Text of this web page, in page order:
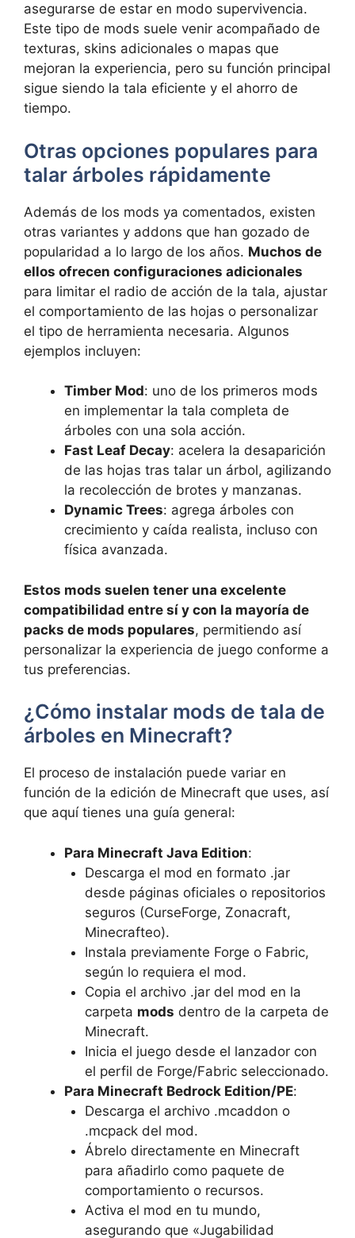
asegurarse de estar en modo supervivencia.
Este tipo de mods suele venir acompañado de
texturas, skins adicionales o mapas que
mejoran la experiencia, pero su función principal
sigue siendo la tala eficiente y el ahorro de
tiempo.
Otras opciones populares para
talar árboles rápidamente
Además de los mods ya comentados, existen
otras variantes y addons que han gozado de
popularidad a lo largo de los años. Muchos de
ellos ofrecen configuraciones adicionales
para limitar el radio de acción de la tala, ajustar
el comportamiento de las hojas o personalizar
el tipo de herramienta necesaria. Algunos
ejemplos incluyen:
Timber Mod: uno de los primeros mods
en implementar la tala completa de
árboles con una sola acción.
Fast Leaf Decay: acelera la desaparición
de las hojas tras talar un árbol, agilizando
la recolección de brotes y manzanas.
Dynamic Trees: agrega árboles con
crecimiento y caída realista, incluso con
física avanzada.
Estos mods suelen tener una excelente
compatibilidad entre sí y con la mayoría de
packs de mods populares, permitiendo así
personalizar la experiencia de juego conforme a
tus preferencias.
¿Cómo instalar mods de tala de
árboles en Minecraft?
El proceso de instalación puede variar en
función de la edición de Minecraft que uses, así
que aquí tienes una guía general:
Para Minecraft Java Edition:
Descarga el mod en formato .jar
desde páginas oficiales o repositorios
seguros (CurseForge, Zonacraft,
Minecrafteo).
Instala previamente Forge o Fabric,
según lo requiera el mod.
Copia el archivo .jar del mod en la
carpeta mods dentro de la carpeta de
Minecraft.
Inicia el juego desde el lanzador con
el perfil de Forge/Fabric seleccionado.
Para Minecraft Bedrock Edition/PE:
Descarga el archivo .mcaddon o
.mcpack del mod.
Ábrelo directamente en Minecraft
para añadirlo como paquete de
comportamiento o recursos.
Activa el mod en tu mundo,
asegurando que «Jugabilidad